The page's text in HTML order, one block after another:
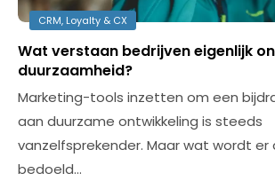
CRM, Loyalty & CX
Wat verstaan bedrijven eigenlijk
duurzaamheid?
Marketing-tools inzetten om een
aan duurzame ontwikkeling is steeds
vanzelfsprekender. Maar wat wordt er
bedoeld…